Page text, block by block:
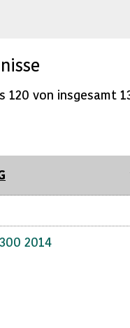
120 von insgesamt
2014